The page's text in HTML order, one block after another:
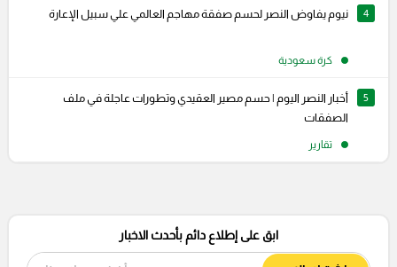
4 نيوم يفاوض النصر لحسم صفقة مهاجم العالمي علي سبيل الإعارة
كرة سعودية
5
أخبار النصر اليوم | حسم مصير العقيدي وتطورات عاجلة في ملف
الصفقات
تقارير
ابق على إطلاع دائم بأحدث الاخبار